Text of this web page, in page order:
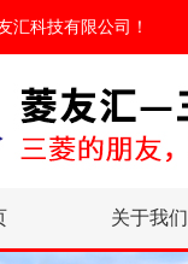
汇科技有限公司 ！
关于我们